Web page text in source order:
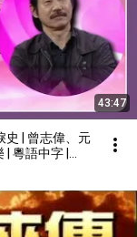
43:47
史 | 曾志偉、元
粵語中字 |